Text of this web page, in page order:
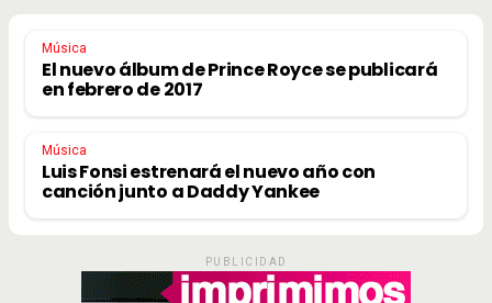
Música
El nuevo álbum de Prince Royce se publicará
en febrero de 2017
Música
Luis Fonsi estrenará el nuevo año con
canción junto a Daddy Yankee
PUBLICIDAD